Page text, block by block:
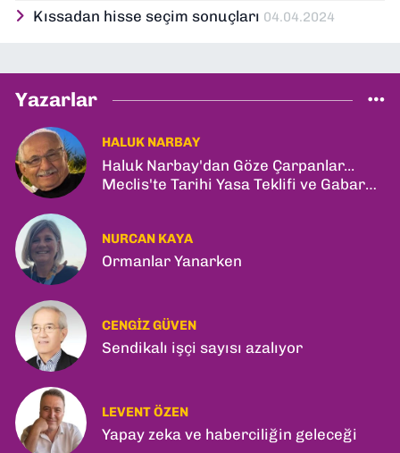
Kıssadan hisse seçim sonuçları 04.04.2024
Yazarlar
HALUK NARBAY
Haluk Narbay'dan Göze Çarpanlar...
Meclis'te Tarihi Yasa Teklifi ve Gabar
NURCAN KAYA
Ormanlar Yanarken
CENGIZ GÜVEN
Sendikalı işçi sayısı azalıyor
LEVENT ÖZEN
Yapay zeka ve haberciliğin geleceği